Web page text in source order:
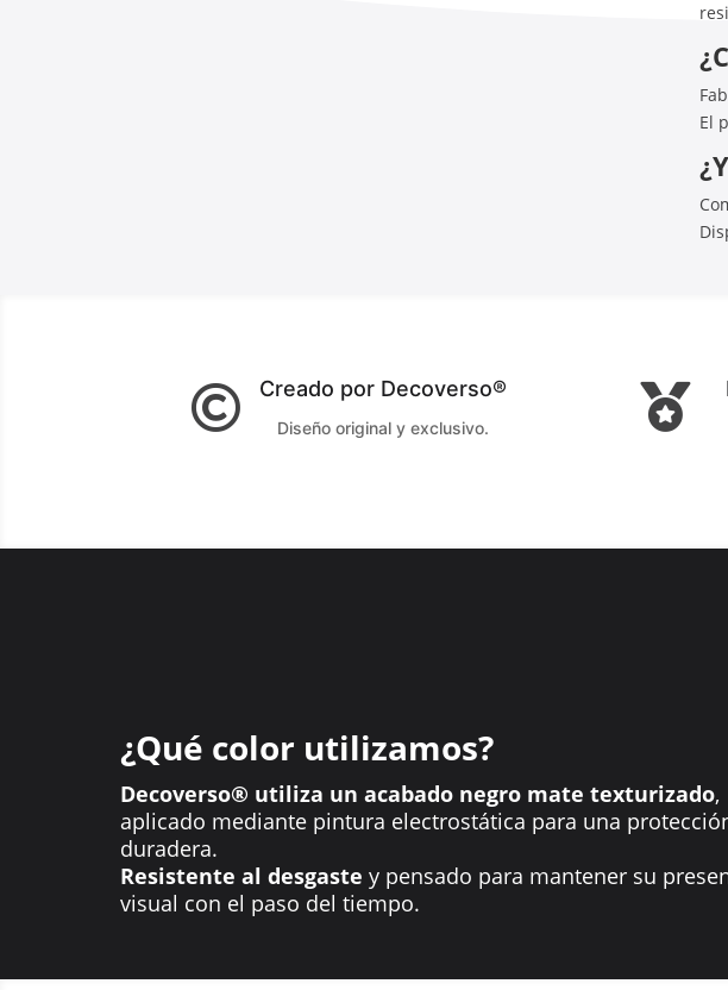
El
 Creado por Decoverso®
Diseño original y exclusivo. 
¿Qué color utilizamos?
Decoverso® utiliza un acabado negro mate texturizado,
aplicado mediante pintura electrostática para una
duradera.
Resistente al desgaste y pensado para mantener su
visual con el paso del tiempo.